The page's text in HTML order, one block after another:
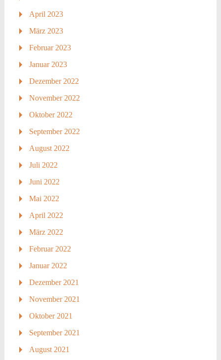
April 2023
März 2023
Februar 2023
Januar 2023
Dezember 2022
November 2022
Oktober 2022
September 2022
August 2022
Juli 2022
Juni 2022
Mai 2022
April 2022
März 2022
Februar 2022
Januar 2022
Dezember 2021
November 2021
Oktober 2021
September 2021
August 2021